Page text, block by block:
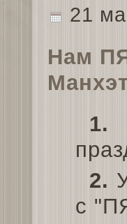
21
Нам
1.
2.
с